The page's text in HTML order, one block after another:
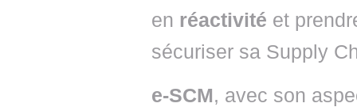
en réactivité et
sécuriser sa Supply
e-SCM, avec son